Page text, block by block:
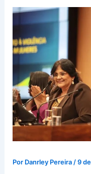
Por Danrley Pereira /9